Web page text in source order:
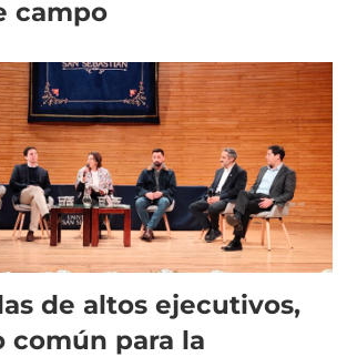
campo
de altos ejecutivos,
común para la